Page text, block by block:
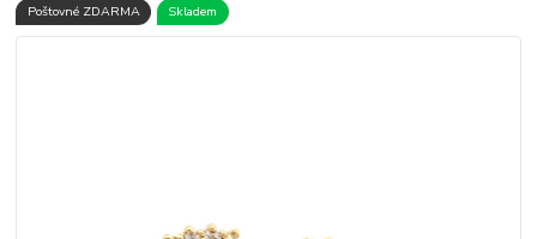
Poštovné ZDARMA Skladem